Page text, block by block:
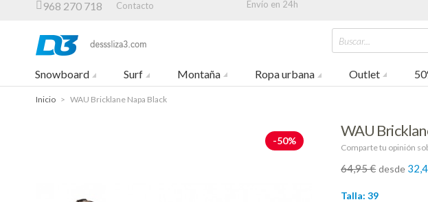
968 270 718 Contacto Envío en 24h
Buscar...
Snowboard Surf Montaña Ropa urbana Outlet
Inicio > WAU Bricklane Napa Black
-50%
WAU
Comparte tu opinión
64,95 € desde
Talla:39